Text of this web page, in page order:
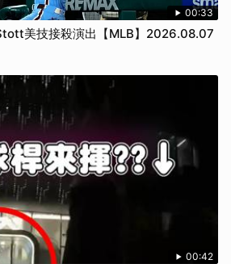
00:33
美技接殺演出【MLB】2026.08.07
00:42